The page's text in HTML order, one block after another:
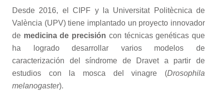
Desde 2016, el CIPF y la Universitat Politècnica de
València (UPV) tiene implantado un proyecto innovador
de medicina de precisión con técnicas genéticas que
ha logrado desarrollar varios modelos de
caracterización del síndrome de Dravet a partir de
estudios con la mosca del vinagre (Drosophila
melanogaster).